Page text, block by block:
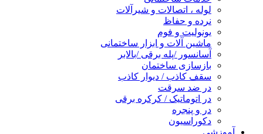
لوله ، اتصالات و شیرآلات
نرده و حفاظ
یونولیت و فوم
ماشین آلات و ابزار ساختمانی
آسانسور /پله برقی /بالابر
بازسازی ساختمان
سقف کاذب / دیوار کاذب
در ضد سرقت
در اتوماتیک / کرکره برقی
در و پنجره
دکوراسیون